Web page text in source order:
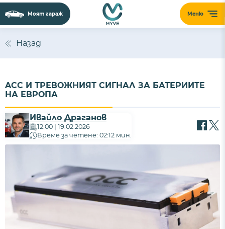
Меню
Моят гараж
Назад
ACC И ТРЕВОЖНИЯТ СИГНАЛ ЗА БАТЕРИИТЕ
НА ЕВРОПА
Ивайло Драганов
12:00 | 19.02.2026
Време за четене: 02:12 мин.